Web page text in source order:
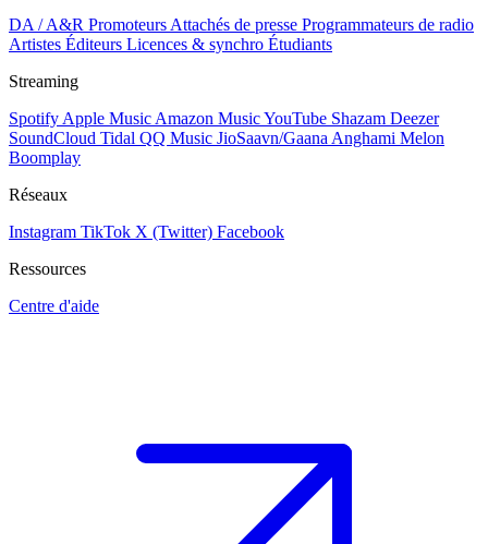
DA / A&R Promoteurs Attachés de presse Programmateurs de radio
Artistes Éditeurs Licences & synchro Étudiants
Streaming
Spotify Apple Music Amazon MusicYouTube Shazam Deezer
SoundCloud Tidal QQ Music JioSaavn/Gaana Anghami Melon
Boomplay
Réseaux
Instagram TikTok X (Twitter) Facebook
Ressources
Centre d'aide